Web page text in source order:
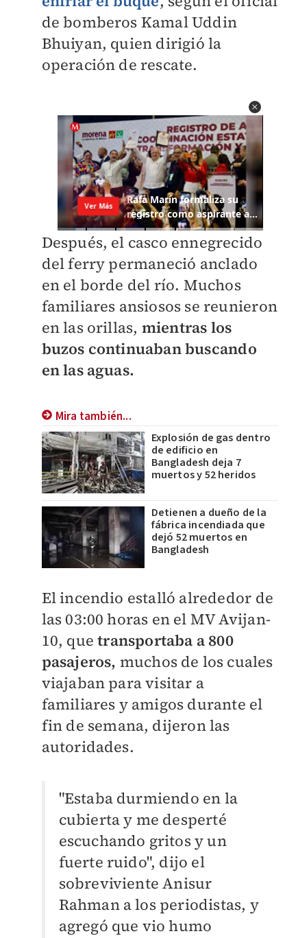
de bomberos Kamal Uddin
Bhuiyan, quien dirigió la
operación de rescate.
Después, el casco ennegrecido
del ferry permaneció anclado
en el borde del río. Muchos
familiares ansiosos se reunieron
en las orillas, mientras los
buzos continuaban buscando
en las aguas.
Mira también...
Explosión de gas dentro
de edificio en
Bangladesh deja 7
muertos y 52 heridos
Detienen a dueño de la
fábrica incendiada que
dejó 52 muertos en
Bangladesh
El incendio estalló alrededor de
las 03:00 horas en el MV Avijan-
10, quetransportaba a 800
pasajeros, muchos de los cuales
viajaban para visitar a
familiares y amigos durante el
fin de semana, dijeron las
autoridades.
"Estaba durmiendo en la
cubierta y me desperté
escuchando gritos y un
fuerte ruido", dijo el
sobreviviente Anisur
Rahman a los periodistas, y
agregó que vio humo